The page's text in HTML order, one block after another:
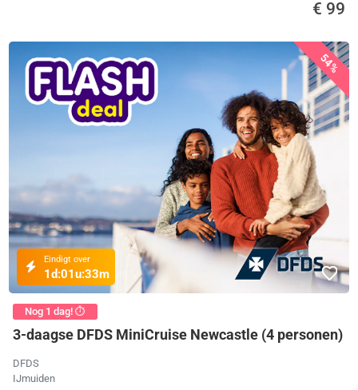
€ 99
54%
Eindigt over
1d:01u:33m
Nog 1 dag! ⏱️
3-daagse DFDS MiniCruise Newcastle (4 personen)
DFDS
IJmuiden